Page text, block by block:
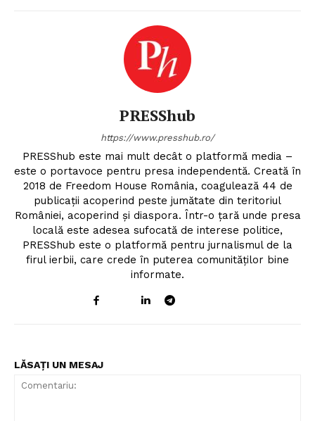
PRESShub
https://www.presshub.ro/
PRESShub este mai mult decât o platformă media –
este o portavoce pentru presa independentă. Creată în
2018 de Freedom House România, coagulează 44 de
publicații acoperind peste jumătate din teritoriul
României, acoperind și diaspora. Într-o țară unde presa
locală este adesea sufocată de interese politice,
PRESShub este o platformă pentru jurnalismul de la
firul ierbii, care crede în puterea comunităților bine
informate.
LĂSAȚI UN MESAJ